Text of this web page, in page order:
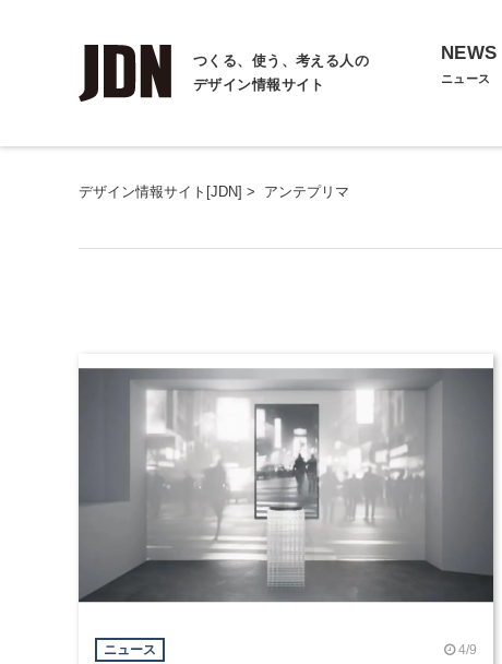
つくる、使う、考える人の
デザイン情報サイト
NEWS
ニュース
デザイン情報サイト[JDN] > アンテプリマ
ニュース 4/9